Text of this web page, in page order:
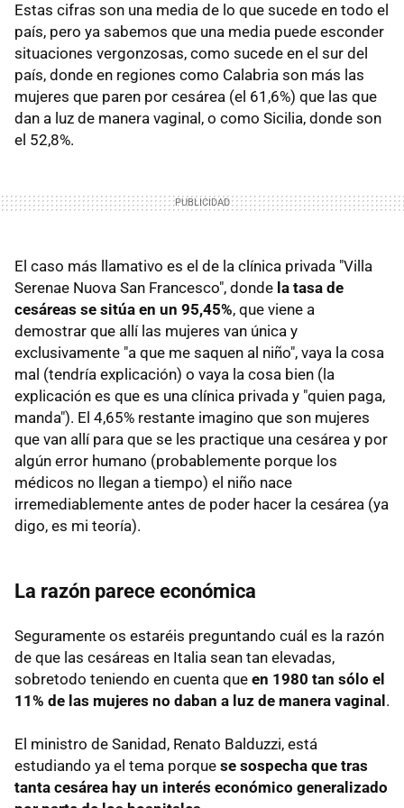
Estas cifras son una media de lo que sucede en todo el
país, pero ya sabemos que una media puede esconder
situaciones vergonzosas, como sucede en el sur del
país, donde en regiones como Calabria son más las
mujeres que paren por cesárea (el 61,6%) que las que
dan a luz de manera vaginal, o como Sicilia, donde son
el 52,8%.
El caso más llamativo es el de la clínica privada "Villa
Serenae Nuova San Francesco", donde la tasa de
cesáreas se sitúa en un 95,45%, que viene a
demostrar que allí las mujeres van única y
exclusivamente "a que me saquen al niño", vaya la cosa
mal (tendría explicación) o vaya la cosa bien (la
explicación es que es una clínica privada y "quien paga,
manda"). El 4,65% restante imagino que son mujeres
que van allí para que se les practique una cesárea y por
algún error humano (probablemente porque los
médicos no llegan a tiempo) el niño nace
irremediablemente antes de poder hacer la cesárea (ya
digo, es mi teoría).
La razón parece económica
Seguramente os estaréis preguntando cuál es la razón
de que las cesáreas en Italia sean tan elevadas,
sobretodo teniendo en cuenta que en 1980 tan sólo el
11% de las mujeres no daban a luz de manera vaginal.
El ministro de Sanidad, Renato Balduzzi, está
estudiando ya el tema porque se sospecha que tras
tanta cesárea hay un interés económico generalizado